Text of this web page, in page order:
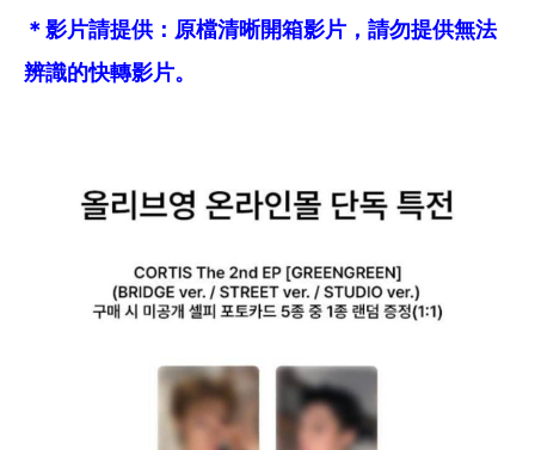
＊影片請提供：原檔清晰開箱影片，請勿提供無法
辨識的快轉影片。